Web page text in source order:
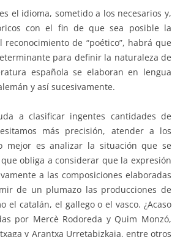
el idioma, sometido a los necesarios y,
con el fin de que sea posible la
de “poético”, habrá que
para definir la naturaleza de
española se elaboran en lengua
y así sucesivamente.
a clasificar ingentes cantidades de
más precisión, atender a los
mejor es analizar la situación que se
obliga a considerar que la expresión
a las composiciones elaboradas
de un plumazo las producciones de
el catalán, el gallego o el vasco. ¿Acaso
por Mercè Rodoreda y Quim Monzó,
y Arantxa Urretabizkaia, entre otros